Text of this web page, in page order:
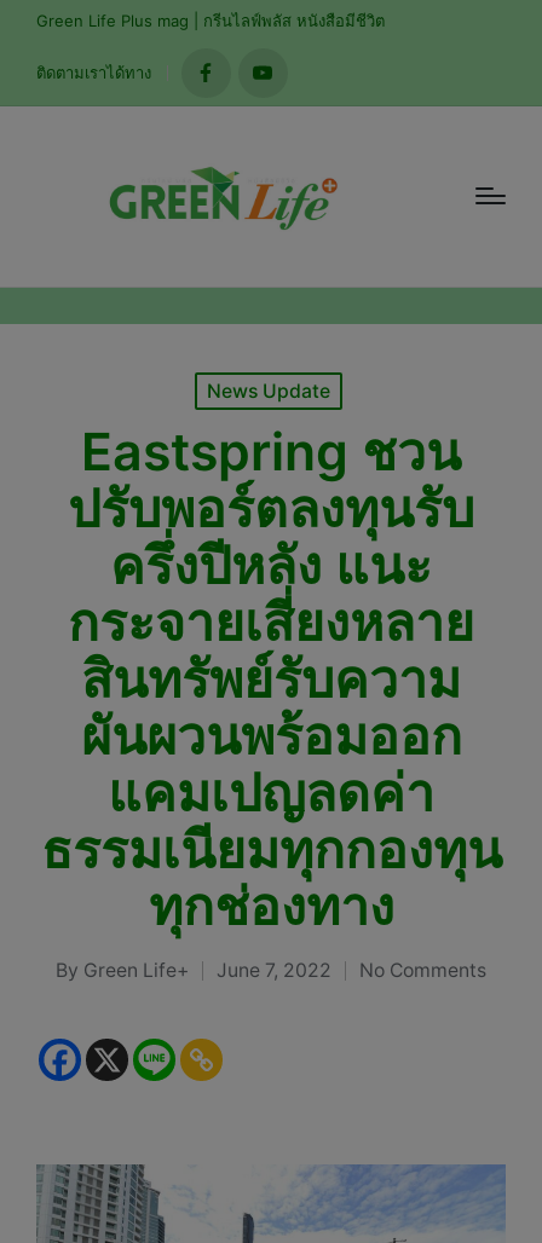
Green Life Plus mag | กรีนไลฟ์พลัส หนังสือมีชีวิต
ติดตามเราได้ทาง
facebookyoutube
Posted
News Update
Eastspring ชวน
ปรับพอร์ตลงทุนรับ
ครึ่งปีหลัง แนะ
กระจายเสี่ยงหลาย
สินทรัพย์รับความ
ผันผวนพร้อมออก
แคมเปญลดค่า
ธรรมเนียมทุกกองทุน
ทุกช่องทาง
Posted
By Green Life+ June 7, 2022 No Comments
modal-check